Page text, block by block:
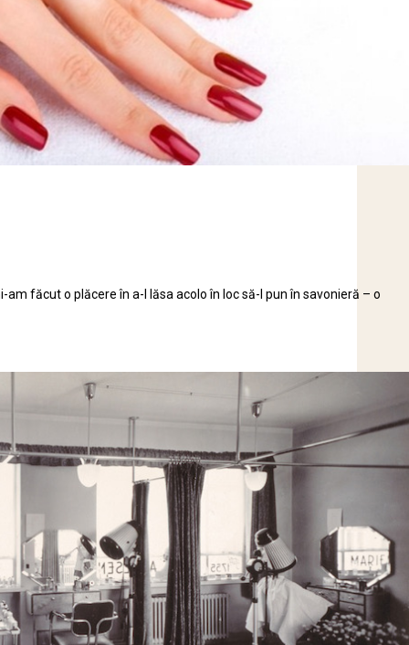
făcut o plăcere în a-l lăsa acolo în loc să-l pun în savonieră – o